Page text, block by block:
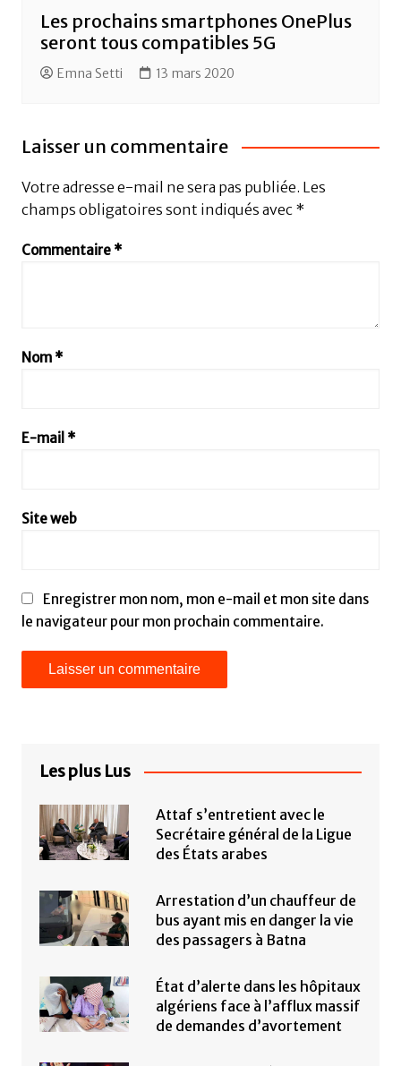
Les prochains smartphones OnePlus
seront tous compatibles 5G
Emna Setti 13 mars 2020
Laisser un commentaire
Votre adresse e-mail ne sera pas publiée. Les
champs obligatoires sont indiqués avec *
Commentaire *
Nom *
E-mail *
Site web
Enregistrer mon nom, mon e-mail et mon site dans
le navigateur pour mon prochain commentaire.
Les plus Lus
Attaf s’entretient avec le
Secrétaire général de la Ligue
des États arabes
Arrestation d’un chauffeur de
bus ayant mis en danger la vie
des passagers à Batna
État d’alerte dans les hôpitaux
algériens face à l’afflux massif
de demandes d’avortement